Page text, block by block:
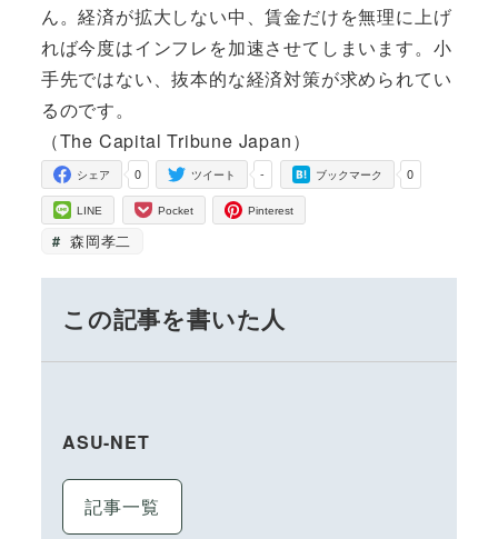
ん。経済が拡大しない中、賃金だけを無理に上げ
れば今度はインフレを加速させてしまいます。小
手先ではない、抜本的な経済対策が求められてい
るのです。
（The Capital Tribune Japan）
0
シェア -
ツイート 0
ブックマーク
LINE Pocket Pinterest
森岡孝二
この記事を書いた人
ASU-NET
記事一覧